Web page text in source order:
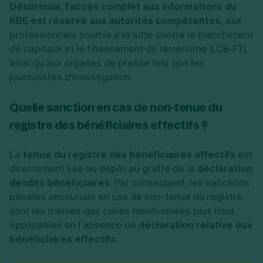
Désormais, l'accès complet aux informations du
RBE est réservé aux autorités compétentes, aux
professionnels soumis à la lutte contre le blanchiment
de capitaux et le financement du terrorisme (LCB-FT),
ainsi qu'aux organes de presse tels que les
journalistes d'investigation.
Quelle sanction en cas de non-tenue du
registre des bénéficiaires effectifs ?
La tenue du registre des bénéficiaires effectifs est
directement liée au dépôt au greffe de la déclaration
desdits bénéficiaires. Par conséquent, les sanctions
pénales encourues en cas de non-tenue du registre
sont les mêmes que celles mentionnées plus haut,
applicables en l’absence de déclaration relative aux
bénéficiaires effectifs.